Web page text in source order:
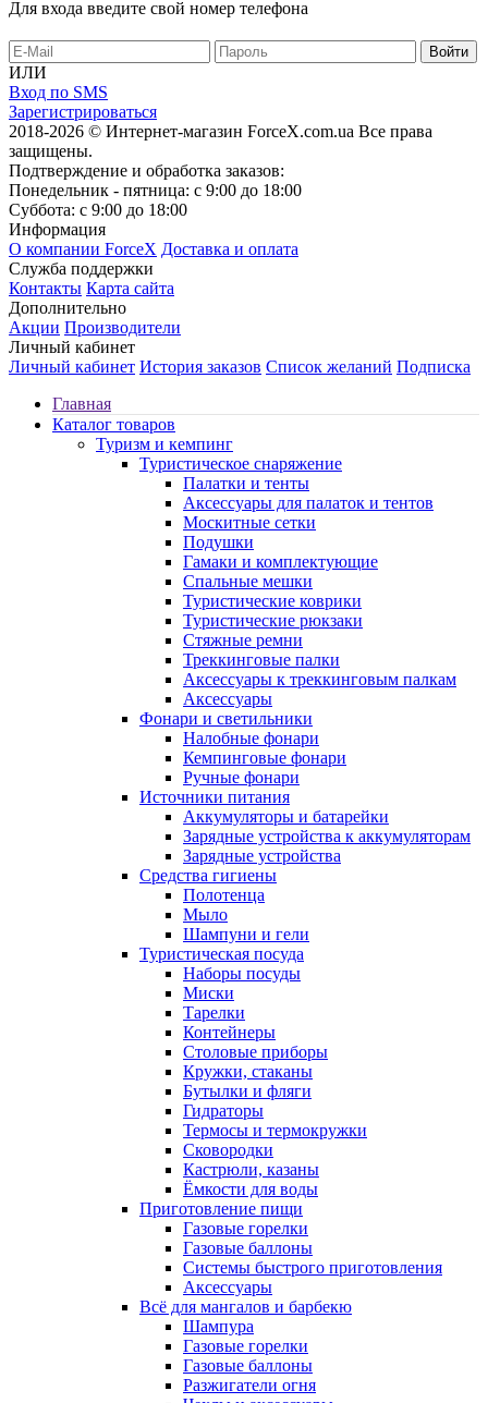
Для входа введите свой номер телефона
ИЛИ
Вход по SMS
Зарегистрироваться
2018-2026 © Интернет-магазин ForceX.com.ua Все права
защищены.
Подтверждение и обработка заказов:
Понедельник - пятница: с 9:00 до 18:00
Суббота: с 9:00 до 18:00
Информация
О компании ForceX Доставка и оплата
Служба поддержки
Контакты Карта сайта
Дополнительно
Акции Производители
Личный кабинет
Личный кабинет История заказов Список желаний Подписка
Главная
Каталог товаров
Туризм и кемпинг
Туристическое снаряжение
Палатки и тенты
Аксессуары для палаток и тентов
Москитные сетки
Подушки
Гамаки и комплектующие
Спальные мешки
Туристические коврики
Туристические рюкзаки
Стяжные ремни
Треккинговые палки
Аксессуары к треккинговым палкам
Аксессуары
Фонари и светильники
Налобные фонари
Кемпинговые фонари
Ручные фонари
Источники питания
Аккумуляторы и батарейки
Зарядные устройства к аккумуляторам
Зарядные устройства
Средства гигиены
Полотенца
Мыло
Шампуни и гели
Туристическая посуда
Наборы посуды
Миски
Тарелки
Контейнеры
Столовые приборы
Кружки, стаканы
Бутылки и фляги
Гидраторы
Термосы и термокружки
Сковородки
Кастрюли, казаны
Ёмкости для воды
Приготовление пищи
Газовые горелки
Газовые баллоны
Системы быстрого приготовления
Аксессуары
Всё для мангалов и барбекю
Шампура
Газовые горелки
Газовые баллоны
Разжигатели огня